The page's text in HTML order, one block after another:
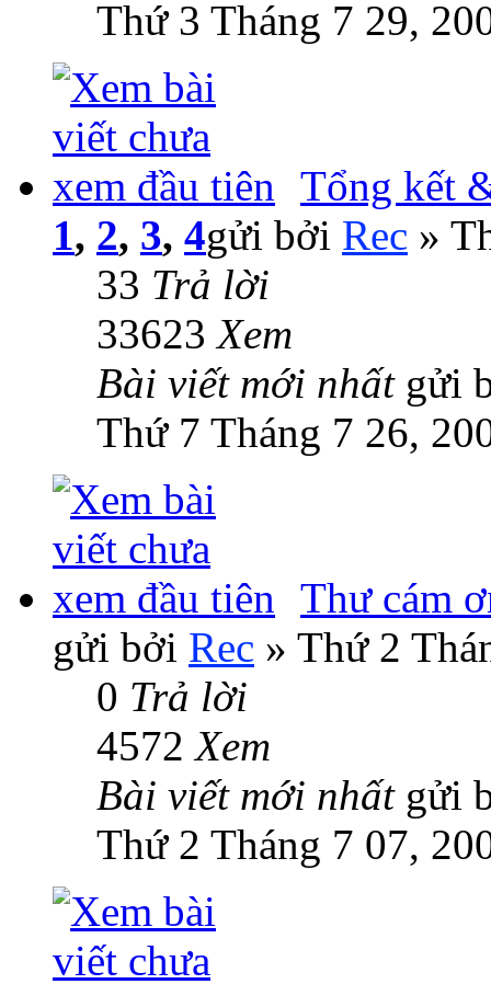
Thứ 3 Tháng 7 29,
Tổng kết
1, 2, 3, 4gửi bởi Rec »
33 Trả lời
33623Xem
Bài viết mới nhất gửi
Thứ 7 Tháng 7 26,
Thư cám
gửi bởi Rec » Thứ 2
0 Trả lời
4572Xem
Bài viết mới nhất gửi
Thứ 2 Tháng 7 07,